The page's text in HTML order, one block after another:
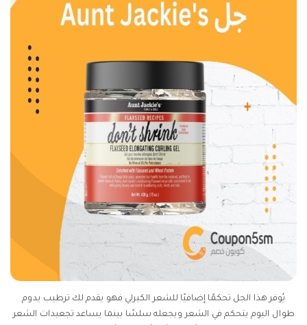
يُوفر هذا الجل تحكمًا إضافيًا للشعر الكيرلي فهو يقدم لك ترطيب يدوم
طوال اليوم يتحكم في الشعر ويجعله سلسًا بينما يساعد تجعيدات الشعر